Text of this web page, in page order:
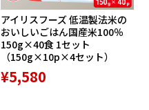
アイリスフーズ 低温製法米の
おいしいごはん国産米100％
150g×40食 1セット
（150g×10p×4セット）
¥5,580